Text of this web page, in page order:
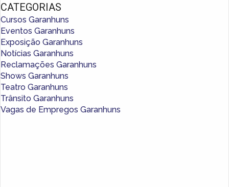
CATEGORIAS
Cursos Garanhuns
Eventos Garanhuns
Exposição Garanhuns
Notícias Garanhuns
Reclamações Garanhuns
Shows Garanhuns
Teatro Garanhuns
Trânsito Garanhuns
Vagas de Empregos Garanhuns